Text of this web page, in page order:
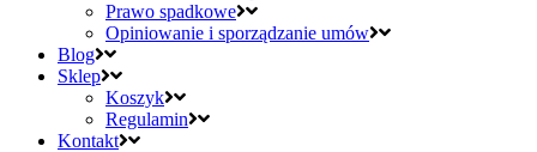
Prawo spadkowe
Opiniowanie i sporządzanie umów
Blog
Sklep
Koszyk
Regulamin
Kontakt